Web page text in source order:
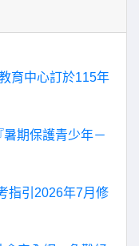
育中心訂於115年
期保護青少年－
指引2026年7月修